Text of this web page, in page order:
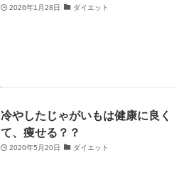
2026年1月28日 ダイエット
冷やしたじゃがいもは健康に良く
て、痩せる？？
2020年5月20日 ダイエット